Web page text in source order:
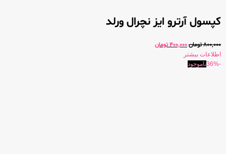
کپسول آرترو ایز نچرال ورلد
800,000تومان400,000 تومان
اطلاعات بیشتر
-36%
ناموجود